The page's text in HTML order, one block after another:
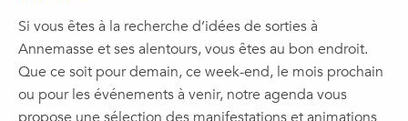
Si vous êtes à la recherche d’idées de sorties à
Annemasse et ses alentours, vous êtes au bon endroit.
Que ce soit pour demain, ce week-end, le mois prochain
ou pour les événements à venir, notre agenda vous